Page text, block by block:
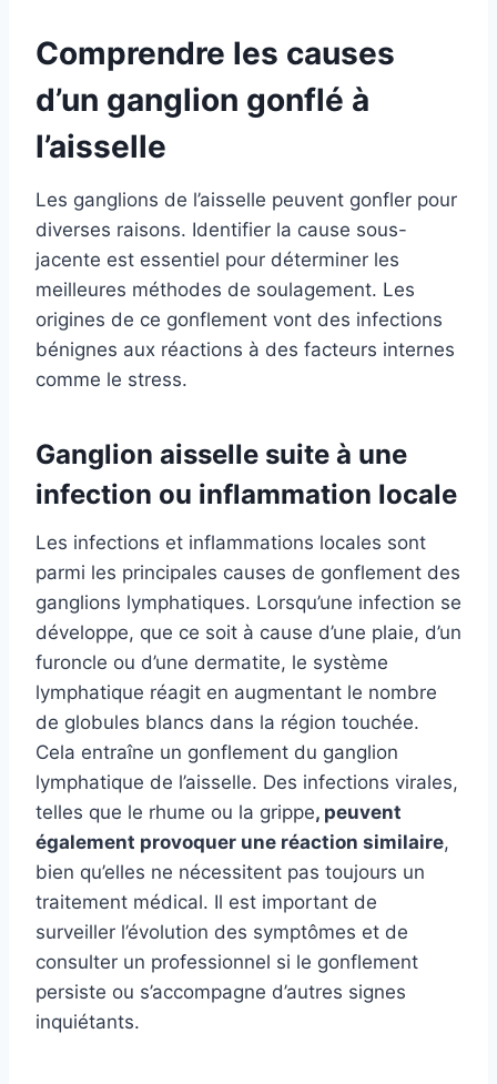
Comprendre les causes
d’un ganglion gonflé à
l’aisselle
Les ganglions de l’aisselle peuvent gonfler pour
diverses raisons. Identifier la cause sous-
jacente est essentiel pour déterminer les
meilleures méthodes de soulagement. Les
origines de ce gonflement vont des infections
bénignes aux réactions à des facteurs internes
comme le stress.
Ganglion aisselle suite à une
infection ou inflammation locale
Les infections et inflammations locales sont
parmi les principales causes de gonflement des
ganglions lymphatiques. Lorsqu’une infection se
développe, que ce soit à cause d’une plaie, d’un
furoncle ou d’une dermatite, le système
lymphatique réagit en augmentant le nombre
de globules blancs dans la région touchée.
Cela entraîne un gonflement du ganglion
lymphatique de l’aisselle. Des infections virales,
telles que le rhume ou la grippe, peuvent
également provoquer une réaction similaire,
bien qu’elles ne nécessitent pas toujours un
traitement médical. Il est important de
surveiller l’évolution des symptômes et de
consulter un professionnel si le gonflement
persiste ou s’accompagne d’autres signes
inquiétants.